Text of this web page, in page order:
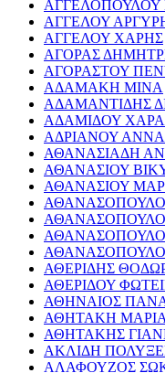
ΑΓΓΕΛΟΠΟΥΛΟΥ
ΑΓΓΕΛΟΥ
ΑΓΓΕΛΟΥ ΧΑΡΗΣ
ΑΓΟΡΑΣ
ΑΓΟΡΑΣΤΟΥ
ΑΔΑΜΑΚΗ ΜΙΝΑ
ΑΔΑΜΑΝΤΙΔΗΣ
ΑΔΑΜΙΔΟΥ ΧΑΡΑ
ΑΔΡΙΑΝΟΥ ΑΝΝΑ
ΑΘΑΝΑΣΙΑΔΗ
ΑΘΑΝΑΣΙΟΥ
ΑΘΑΝΑΣΙΟΥ
ΑΘΕΡΙΔΗΣ
ΑΘΕΡΙΔΟΥ
ΑΘΗΝΑΙΟΣ
ΑΘΗΤΑΚΗ
ΑΘΗΤΑΚΗΣ
ΑΚΛΙΔΗ
ΑΛΑΦΟΥΖΟΣ